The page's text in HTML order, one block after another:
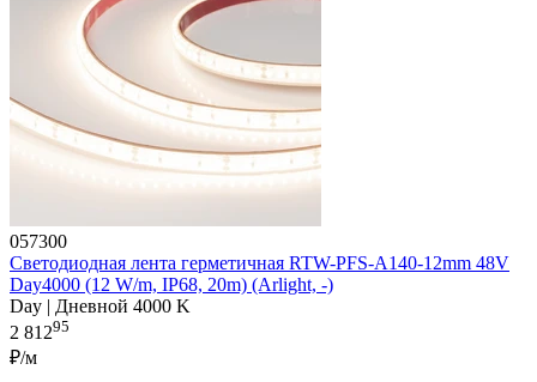
057300
Светодиодная лента герметичная RTW-PFS-A140-12mm 48V
Day4000 (12 W/m, IP68, 20m) (Arlight, -)
Day | Дневной 4000 K
2 81295
₽/м